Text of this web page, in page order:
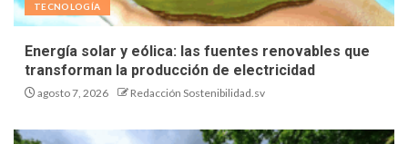
TECNOLOGÍA
Energía solar y eólica: las fuentes renovables que
transforman la producción de electricidad
agosto 7, 2026 Redacción Sostenibilidad.sv